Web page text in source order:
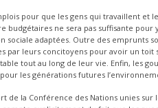
pour que les gens qui travaillent et
budgétaires ne sera pas suffisante
sociale adaptées. Outre des emprunts
par leurs concitoyens pour avoir un toit
tout au long de leur vie. Enfin, les
les générations futures
de la Conférence des Nations unies sur